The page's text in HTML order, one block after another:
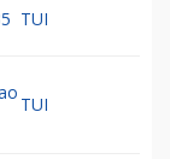
TUI
TUI